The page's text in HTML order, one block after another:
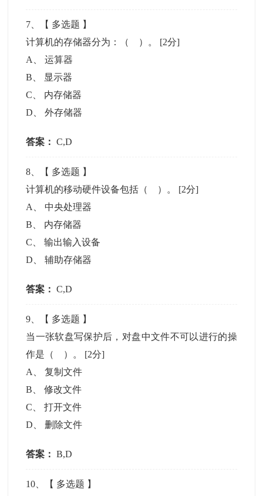
7 、【 多选题 】
计算机的存储器分为：（ ）。 [2分]
A
、运算器
B
显示器
C
内存储器
D 、外存储器
答案： C,D
8 、【 多选题 】
计算机的移动硬件设备包括（ ）。 [2分]
A
中央处理器
B
内存储器
C 、输出输入设备
D 、辅助存储器
答案： C,D
9 、【 多选题 】
当一张软盘写保护后，对盘中文件不可以进行的操
作是（ ）。 [2分]
A
、复制文件
B 、修改文件
C 、打开文件
D 、删除文件
答案： B,D
10 、【 多选题 】